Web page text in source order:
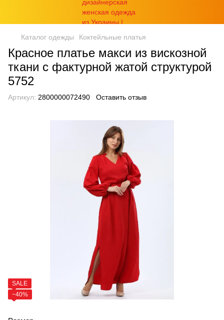
Каталог одежды Коктейльные платья
Красное платье макси из вискозной
ткани с фактурной жатой структурой
5752
Артикул: 2800000072490 Оставить отзыв
SALE
−40%